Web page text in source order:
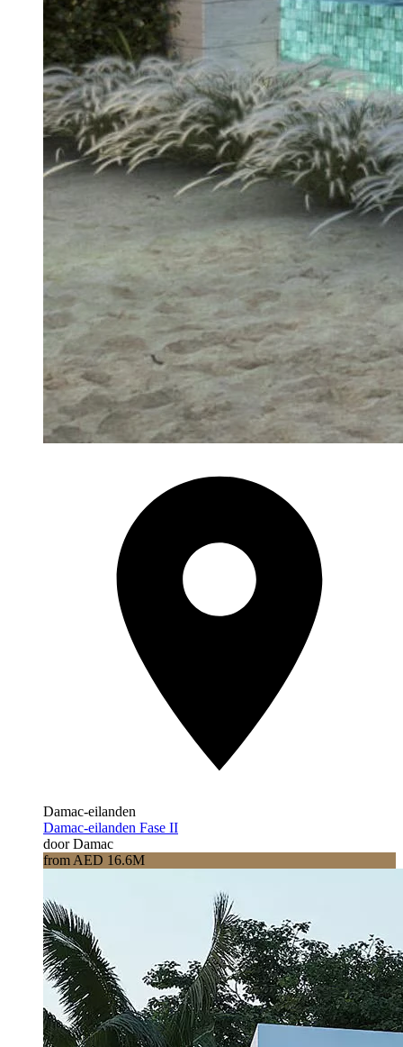
Damac-eilanden
Damac-eilanden Fase II
door Damac
from AED 16.6M